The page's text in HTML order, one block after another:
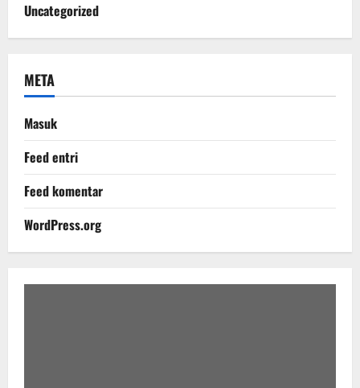
Uncategorized
META
Masuk
Feed entri
Feed komentar
WordPress.org